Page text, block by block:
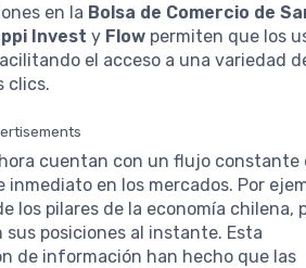
en la Bolsa de Comercio de
Invest y Flow permiten que los
el acceso a una variedad
clics.
cuentan con un flujo constante
inmediato en los mercados. Por
los pilares de la economía chilena,
posiciones al instante. Esta
de información han hecho que las